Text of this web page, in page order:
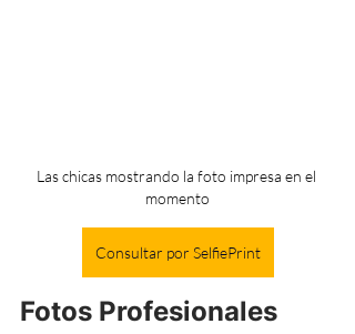
Las chicas mostrando la foto impresa en el
momento
Consultar por SelfiePrint
Fotos Profesionales